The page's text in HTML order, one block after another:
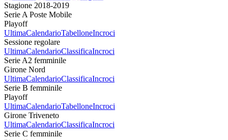
Stagione 2018-2019
Serie A Poste Mobile
Playoff
UltimaCalendarioTabelloneIncroci
Sessione regolare
UltimaCalendarioClassificaIncroci
Serie A2 femminile
Girone Nord
UltimaCalendarioClassificaIncroci
Serie B femminile
Playoff
UltimaCalendarioTabelloneIncroci
Girone Triveneto
UltimaCalendarioClassificaIncroci
Serie C femminile